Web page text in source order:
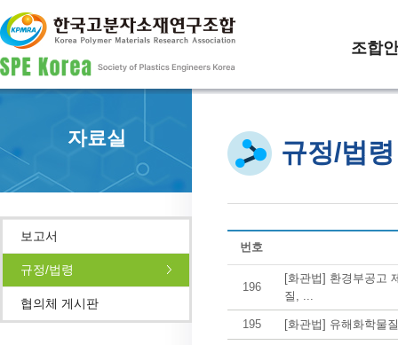
조합
자료실
보고서
규정/법령
협의체 게시판
규정/법령
번호
196
[화관법] 환경부공고
질, ...
195 [화관법] 유해화학물